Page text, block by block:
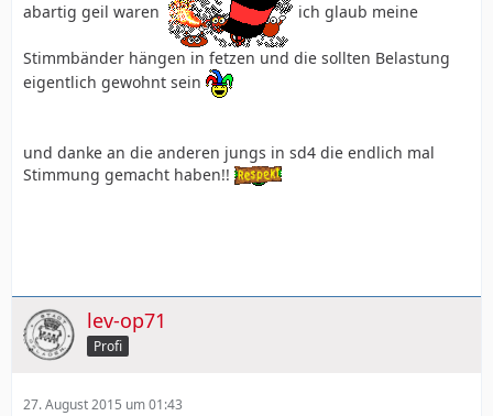
abartig geil waren ich glaub meine
Stimmbänder hängen in fetzen und die sollten Belastung
eigentlich gewohnt sein
und danke an die anderen jungs in sd4 die endlich mal
Stimmung gemacht haben!!
lev-op71
Profi
27. August 2015 um 01:43